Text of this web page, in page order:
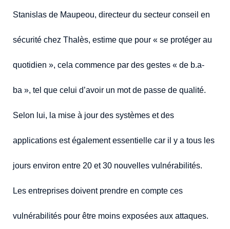
Stanislas de Maupeou, directeur du secteur conseil en
sécurité chez Thalès, estime que pour « se protéger au
quotidien », cela commence par des gestes « de b.a-
ba », tel que celui d’avoir un mot de passe de qualité.
Selon lui, la mise à jour des systèmes et des
applications est également essentielle car il y a tous les
jours environ entre 20 et 30 nouvelles vulnérabilités.
Les entreprises doivent prendre en compte ces
vulnérabilités pour être moins exposées aux attaques.